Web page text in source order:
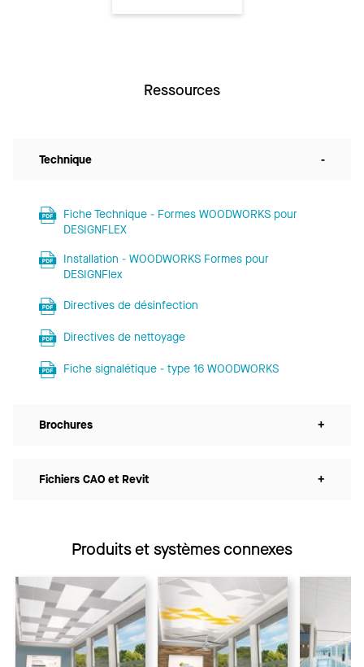
Ressources
Technique -
Fiche Technique - Formes WOODWORKS pour
DESIGNFLEX
Installation - WOODWORKS Formes pour
DESIGNFlex
Directives de désinfection
Directives de nettoyage
Fiche signalétique - type 16 WOODWORKS
Brochures +
Fichiers CAO et Revit +
Produits et systèmes connexes